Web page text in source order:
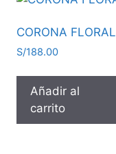
CORONA FLORAL
S/188.00
Añadir al
carrito